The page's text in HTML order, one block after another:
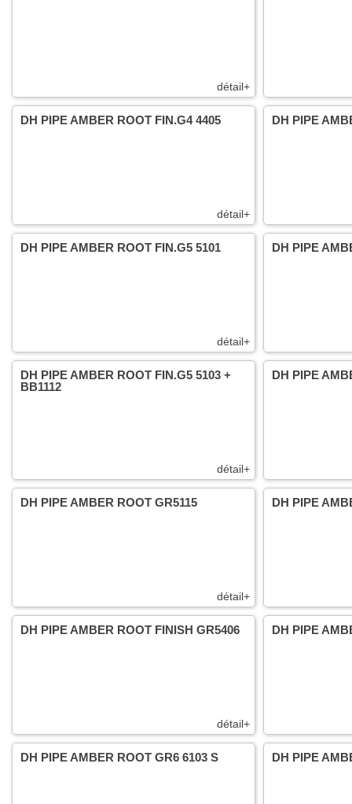
détail+
détail+
DH PIPE AMBER ROOT FIN.G4 4405 DH PIPE
détail+
DH PIPE AMBER ROOT FIN.G5 5101 DH PIPE
détail+
DH PIPE AMBER ROOT FIN.G5 5103 +
BB1112
DH PIPE
détail+
DH PIPE AMBER ROOT GR5115 DH PIPE
détail+
DH PIPE AMBER ROOT FINISH GR5406 DH PIPE
DH PIPE AMBER ROOT GR6 6103 S DH PIPE